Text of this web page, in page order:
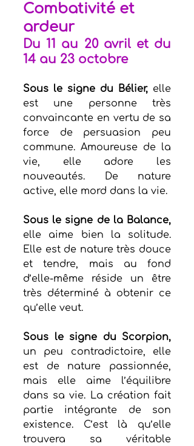
Combativité et
ardeur
Du 11 au 20 avril et du
14 au 23 octobre
Sous le signe du Bélier, elle
est une personne très
convaincante en vertu de sa
force de persuasion peu
commune. Amoureuse de la
vie, elle adore les
nouveautés. De nature
active, elle mord dans la vie.
Sous le signe de la Balance,
elle aime bien la solitude.
Elle est de nature très douce
et tendre, mais au fond
d’elle-même réside un être
très déterminé à obtenir ce
qu’elle veut.
Sous le signe du Scorpion,
un peu contradictoire, elle
est de nature passionnée,
mais elle aime l’équilibre
dans sa vie. La création fait
partie intégrante de son
existence. C’est là qu’elle
trouvera sa véritable